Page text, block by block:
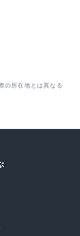
の所在地とは異なる